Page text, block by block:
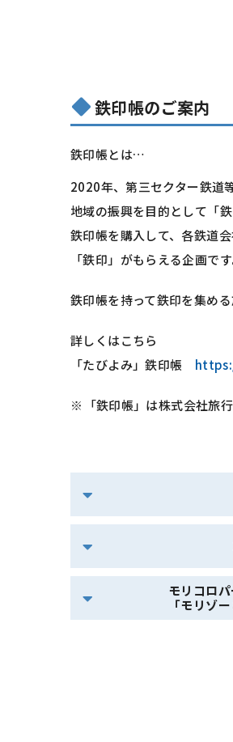
鉄印帳のご案内
鉄印帳とは…
2020年、第三セクター鉄道
地域の振興を目的として「
鉄印帳を購入して、各鉄道
「鉄印」がもらえる企画です
鉄印帳を持って鉄印を集める
詳しくはこちら
「たびよみ」鉄印帳
「鉄印帳」は株式会社旅
モリコロ
「モ